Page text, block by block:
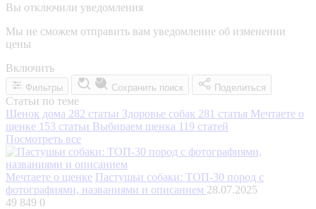
Вы отключили уведомления
Мы не сможем отправить вам уведомление об изменении
цены
Включить
Фильтры Сохранить поиск Поделиться
Статьи по теме
Щенок дома 282 статьи Здоровье собак 281 статья Мечтаете о
щенке 153 статьи Выбираем щенка 119 статей
Посмотреть все
Мечтаете о щенке Пастушьи собаки: ТОП-30 пород с
фотографиями, названиями и описанием 28.07.2025
49 849 0